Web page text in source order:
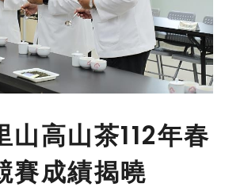
山高山茶112年春
賽成績揭曉